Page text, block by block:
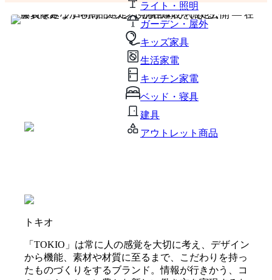
ライト・照明
ガーデン・屋外
キッズ家具
生活家電
キッチン家電
ベッド・寝具
建具
アウトレット商品
トキオ
「TOKIO」は常に人の感覚を大切に考え、デザイン
から機能、素材や材質に至るまで、こだわりを持っ
たものづくりをするブランド。情報が行きかう、コ